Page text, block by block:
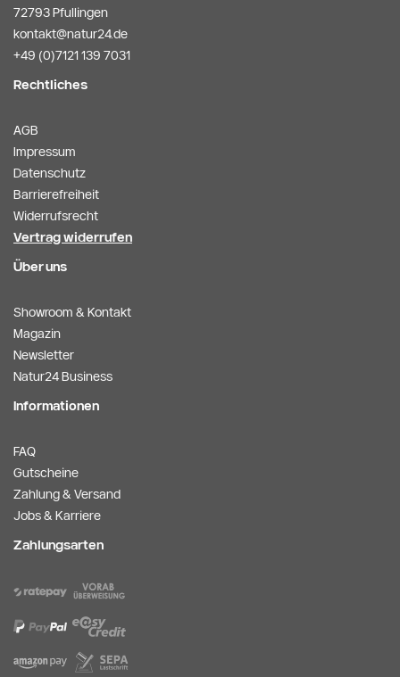
72793 Pfullingen
kontakt@natur24.de
+49 (0)7121 139 7031
Rechtliches
AGB
Impressum
Datenschutz
Barrierefreiheit
Widerrufsrecht
Vertrag widerrufen
Über uns
Showroom & Kontakt
Magazin
Newsletter
Natur24 Business
Informationen
FAQ
Gutscheine
Zahlung & Versand
Jobs & Karriere
Zahlungsarten